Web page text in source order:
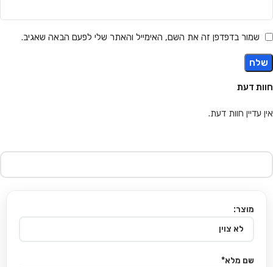
חוות דעת
אין עדיין חוות דעת.
שמור בדפדפן זה את השם, האימייל והאתר שלי לפעם הבאה שאגיב.
מוצר:
שם מלא*